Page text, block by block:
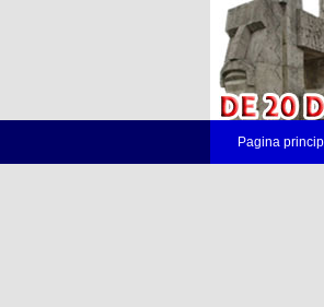
Pagina